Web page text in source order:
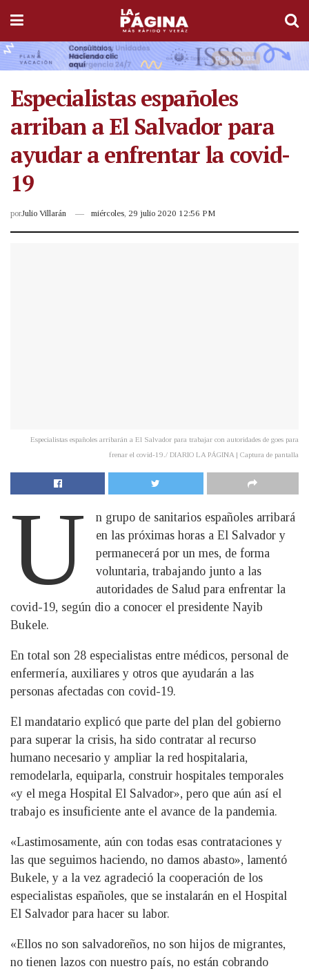
Especialistas españoles
arriban a El Salvador para
ayudar a enfrentar la covid-
19
porJulio Villarán miércoles, 29 julio 2020 12:56 PM
Especialistas españoles arribarán a El Salvador para trabajar con autoridades de goes para
frenar el covid-19./ DIARIO LA PÁGINA | Captura de pantalla
U
n grupo de sanitarios españoles arribará
en las próximas horas a El Salvador y
permanecerá por un mes, de forma
voluntaria, trabajando junto a las
autoridades de Salud para enfrentar la
covid-19, según dio a conocer el presidente Nayib
Bukele.
En total son 28 especialistas entre médicos, personal de
enfermería, auxiliares y otros que ayudarán a las
personas afectadas con covid-19.
El mandatario explicó que parte del plan del gobierno
para superar la crisis, ha sido contratar al recurso
humano necesario y ampliar la red hospitalaria,
remodelarla, equiparla, construir hospitales temporales
«y el mega Hospital El Salvador», pero que aún así el
trabajo es insuficiente ante el avance de la pandemia.
«Lastimosamente, aún con todas esas contrataciones y
las que seguimos haciendo, no damos abasto», lamentó
Bukele, y a la vez agradeció la cooperación de los
especialistas españoles, que se instalarán en el Hospital
El Salvador para hacer su labor.
«Ellos no son salvadoreños, no son hijos de migrantes,
no tienen lazos con nuestro país, no están cobrando